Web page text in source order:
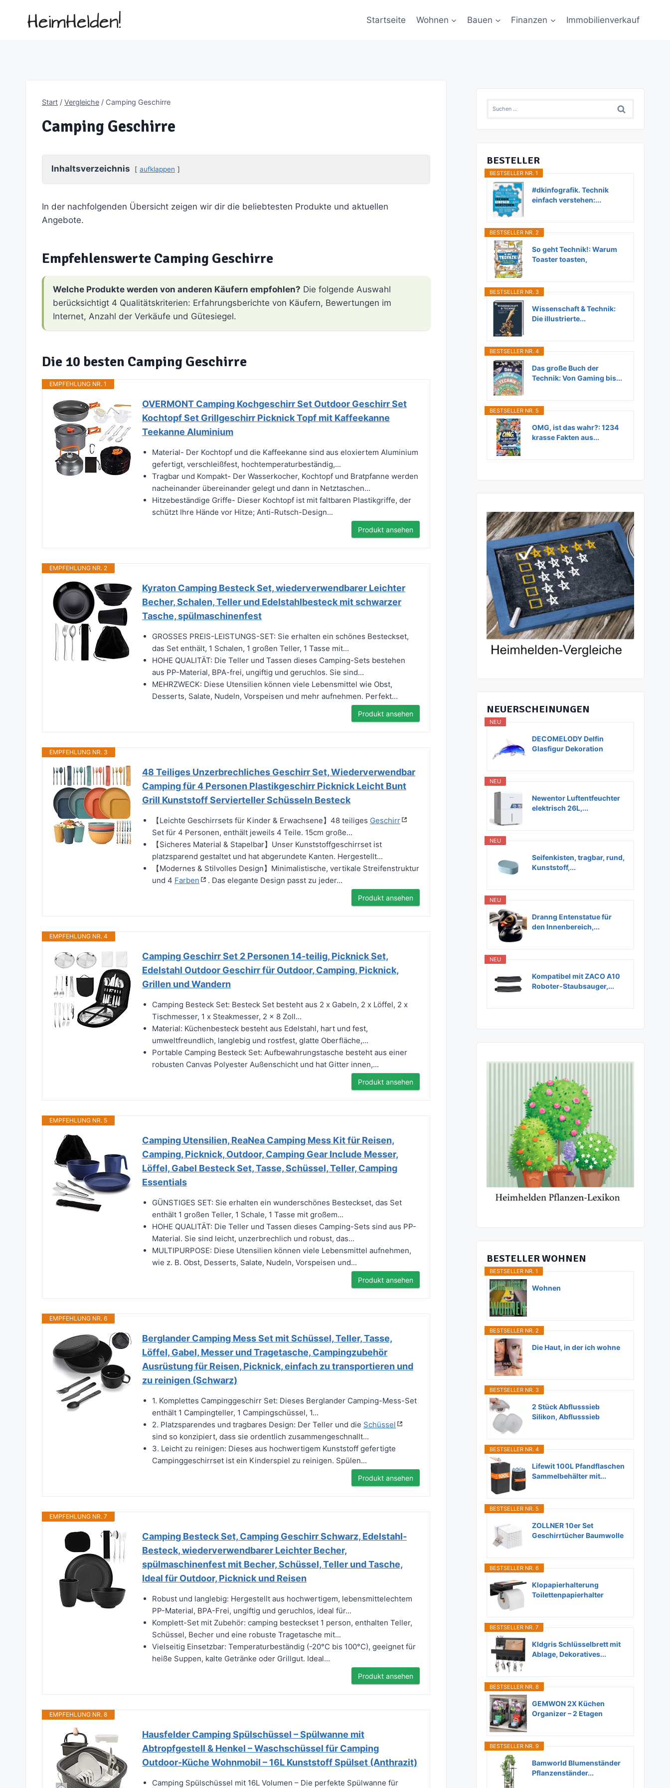
Startseite Wohnen Bauen Finanzen Immobilienverkauf
Start / Vergleiche / Camping Geschirre
Camping Geschirre
Inhaltsverzeichnis aufklappen
In der nachfolgenden Übersicht zeigen wir dir die beliebtesten Produkte und aktuellen
Angebote.
Empfehlenswerte Camping Geschirre
Welche Produkte werden von anderen Käufern empfohlen? Die folgende Auswahl
berücksichtigt 4 Qualitätskriterien: Erfahrungsberichte von Käufern, Bewertungen im
Internet, Anzahl der Verkäufe und Gütesiegel.
Die 10 besten Camping Geschirre
EMPFEHLUNG NR. 1
OVERMONT Camping Kochgeschirr Set Outdoor Geschirr Set
Kochtopf Set Grillgeschirr Picknick Topf mit Kaffeekanne
Teekanne Aluminium
Material- Der Kochtopf und die Kaffeekanne sind aus eloxiertem Aluminium
gefertigt, verschleißfest, hochtemperaturbeständig,...
Tragbar und Kompakt- Der Wasserkocher, Kochtopf und Bratpfanne werden
nacheinander übereinander gelegt und dann in Netztaschen...
Hitzebeständige Griffe- Dieser Kochtopf ist mit faltbaren Plastikgriffe, der
schützt Ihre Hände vor Hitze; Anti-Rutsch-Design...
Produkt ansehen
EMPFEHLUNG NR. 2
Kyraton Camping Besteck Set, wiederverwendbarer Leichter
Becher, Schalen, Teller und Edelstahlbesteck mit schwarzer
Tasche, spülmaschinenfest
GROSSES PREIS-LEISTUNGS-SET: Sie erhalten ein schönes Besteckset,
das Set enthält, 1 Schalen, 1 großen Teller, 1 Tasse mit...
HOHE QUALITÄT: Die Teller und Tassen dieses Camping-Sets bestehen
aus PP-Material, BPA-frei, ungiftig und geruchlos. Sie sind...
MEHRZWECK: Diese Utensilien können viele Lebensmittel wie Obst,
Desserts, Salate, Nudeln, Vorspeisen und mehr aufnehmen. Perfekt...
Produkt ansehen
EMPFEHLUNG NR. 3
48 Teiliges Unzerbrechliches Geschirr Set, Wiederverwendbar
Camping für 4 Personen Plastikgeschirr Picknick Leicht Bunt
Grill Kunststoff Servierteller Schüsseln Besteck
【Leichte Geschirrsets für Kinder & Erwachsene】48 teiliges Geschirr
Set für 4 Personen, enthält jeweils 4 Teile. 15cm große...
【Sicheres Material & Stapelbar】Unser Kunststoffgeschirrset ist
platzsparend gestaltet und hat abgerundete Kanten. Hergestellt...
【Modernes & Stilvolles Design】Minimalistische, vertikale Streifenstruktur
und 4 Farben . Das elegante Design passt zu jeder...
Produkt ansehen
EMPFEHLUNG NR. 4
Camping Geschirr Set 2 Personen 14-teilig, Picknick Set,
Edelstahl Outdoor Geschirr für Outdoor, Camping, Picknick,
Grillen und Wandern
Camping Besteck Set: Besteck Set besteht aus 2 x Gabeln, 2 x Löffel, 2 x
Tischmesser, 1 x Steakmesser, 2 x 8 Zoll...
Material: Küchenbesteck besteht aus Edelstahl, hart und fest,
umweltfreundlich, langlebig und rostfest, glatte Oberfläche,...
Portable Camping Besteck Set: Aufbewahrungstasche besteht aus einer
robusten Canvas Polyester Außenschicht und hat Gitter innen,...
Produkt ansehen
EMPFEHLUNG NR. 5
Camping Utensilien, ReaNea Camping Mess Kit für Reisen,
Camping, Picknick, Outdoor, Camping Gear Include Messer,
Löffel, Gabel Besteck Set, Tasse, Schüssel, Teller, Camping
Essentials
GÜNSTIGES SET: Sie erhalten ein wunderschönes Besteckset, das Set
enthält 1 großen Teller, 1 Schale, 1 Tasse mit großem...
HOHE QUALITÄT: Die Teller und Tassen dieses Camping-Sets sind aus PP-
Material. Sie sind leicht, unzerbrechlich und robust, das...
MULTIPURPOSE: Diese Utensilien können viele Lebensmittel aufnehmen,
wie z. B. Obst, Desserts, Salate, Nudeln, Vorspeisen und...
Produkt ansehen
EMPFEHLUNG NR. 6
Berglander Camping Mess Set mit Schüssel, Teller, Tasse,
Löffel, Gabel, Messer und Tragetasche, Campingzubehör
Ausrüstung für Reisen, Picknick, einfach zu transportieren und
zu reinigen (Schwarz)
1. Komplettes Campinggeschirr Set: Dieses Berglander Camping-Mess-Set
enthält 1 Campingteller, 1 Campingschüssel, 1...
2. Platzsparendes und tragbares Design: Der Teller und die Schüssel
sind so konzipiert, dass sie ordentlich zusammengeschnallt...
3. Leicht zu reinigen: Dieses aus hochwertigem Kunststoff gefertigte
Campinggeschirrset ist ein Kinderspiel zu reinigen. Spülen...
Produkt ansehen
EMPFEHLUNG NR. 7
Camping Besteck Set, Camping Geschirr Schwarz, Edelstahl-
Besteck, wiederverwendbarer Leichter Becher,
spülmaschinenfest mit Becher, Schüssel, Teller und Tasche,
Ideal für Outdoor, Picknick und Reisen
Robust und langlebig: Hergestellt aus hochwertigem, lebensmittelechtem
PP-Material, BPA-Frei, ungiftig und geruchlos, ideal für...
Komplett-Set mit Zubehör: camping besteckset 1 person, enthalten Teller,
Schüssel, Becher und eine robuste Tragetasche mit...
Vielseitig Einsetzbar: Temperaturbeständig (-20°C bis 100°C), geeignet für
heiße Suppen, kalte Getränke oder Grillgut. Ideal...
Produkt ansehen
EMPFEHLUNG NR. 8
Hausfelder Camping Spülschüssel – Spülwanne mit
Abtropfgestell & Henkel – Waschschüssel für Camping
Outdoor-Küche Wohnmobil – 16L Kunststoff Spülset (Anthrazit)
Camping Spülschüssel mit 16L Volumen – Die perfekte Spülwanne für
Suchen
BESTELLER
BESTSELLER NR. 1
#dkinfografik. Technik
einfach verstehen:...
BESTSELLER NR. 2
So geht Technik!: Warum
Toaster toasten,
BESTSELLER NR. 3
Wissenschaft & Technik:
Die illustrierte...
BESTSELLER NR. 4
Das große Buch der
Technik: Von Gaming bis...
BESTSELLER NR. 5
OMG, ist das wahr?: 1234
krasse Fakten aus...
NEUERSCHEINUNGEN
NEU
DECOMELODY Delfin
Glasfigur Dekoration
NEU
Newentor Luftentfeuchter
elektrisch 26L,...
NEU
Seifenkisten, tragbar, rund,
Kunststoff,...
NEU
Dranng Entenstatue für
den Innenbereich,...
NEU
Kompatibel mit ZACO A10
Roboter-Staubsauger,...
BESTELLER WOHNEN
BESTSELLER NR. 1
Wohnen
BESTSELLER NR. 2
Die Haut, in der ich wohne
BESTSELLER NR. 3
2 Stück Abflusssieb
Silikon, Abflusssieb
BESTSELLER NR. 4
Lifewit 100L Pfandflaschen
Sammelbehälter mit...
BESTSELLER NR. 5
ZOLLNER 10er Set
Geschirrtücher Baumwolle
BESTSELLER NR. 6
Klopapierhalterung
Toilettenpapierhalter
BESTSELLER NR. 7
Kldgris Schlüsselbrett mit
Ablage, Dekoratives...
BESTSELLER NR. 8
GEMWON 2X Küchen
Organizer – 2 Etagen
BESTSELLER NR. 9
Bamworld Blumenständer
Pflanzenständer...